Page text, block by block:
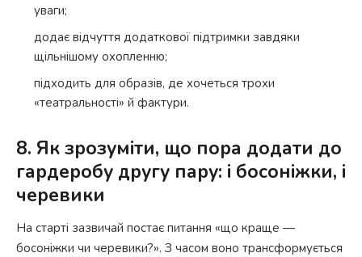
уваги;
додає відчуття додаткової підтримки завдяки
щільнішому охопленню;
підходить для образів, де хочеться трохи
«театральності» й фактури.
8. Як зрозуміти, що пора додати до
гардеробу другу пару: і босоніжки, і
черевики
На старті зазвичай постає питання «що краще —
босоніжки чи черевики?». З часом воно трансформується